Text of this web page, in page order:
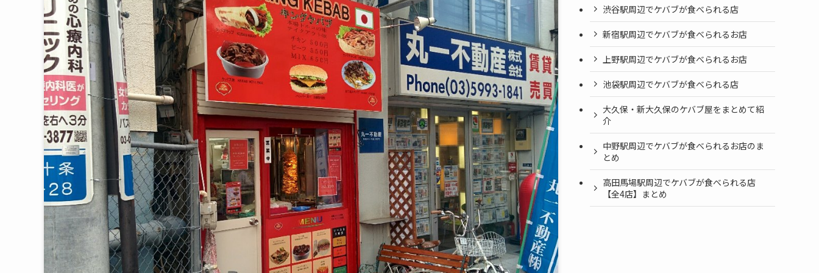
渋谷駅周辺でケバブが食べられる店
新宿駅周辺でケバブが食べられるお店
上野駅周辺でケバブが食べられるお店
池袋駅周辺でケバブが食べられる店
大久保・新大久保のケバブ屋をまとめて紹
介
中野駅周辺でケバブが食べられるお店のま
とめ
高田馬場駅周辺でケバブが食べられる店
【全4店】まとめ